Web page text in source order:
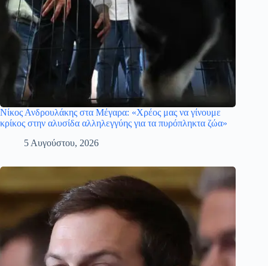
Νίκος Ανδρουλάκης στα Μέγαρα: «Χρέος μας να γίνουμε
κρίκος στην αλυσίδα αλληλεγγύης για τα πυρόπληκτα ζώα»
5 Αυγούστου, 2026